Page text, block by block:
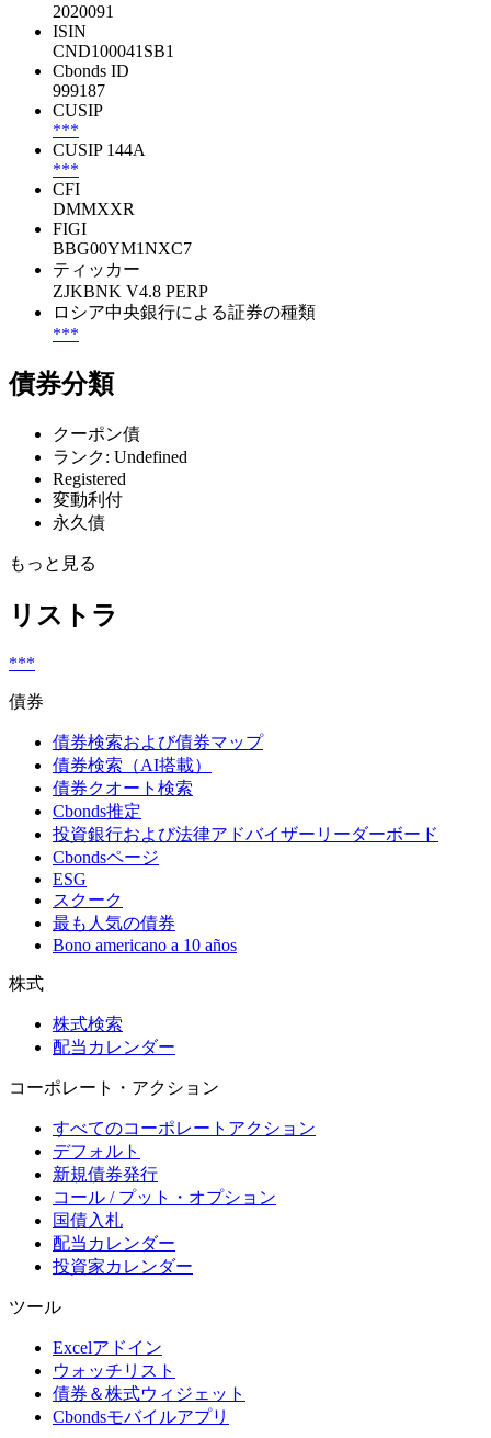
2020091
ISIN
CND100041SB1
Cbonds ID
999187
CUSIP
***
CUSIP 144A
***
CFI
DMMXXR
FIGI
BBG00YM1NXC7
ティッカー
ZJKBNK V4.8 PERP
ロシア中央銀行による証券の種類
***
債券分類
クーポン債
ランク: Undefined
Registered
変動利付
永久債
もっと見る
リストラ
***
債券
債券検索および債券マップ
債券検索（AI搭載）
債券クオート検索
Cbonds推定
投資銀行および法律アドバイザーリーダーボード
Cbondsページ
ESG
スクーク
最も人気の債券
Bono americano a 10 años
株式
株式検索
配当カレンダー
コーポレート・アクション
すべてのコーポレートアクション
デフォルト
新規債券発行
コール / プット・オプション
国債入札
配当カレンダー
投資家カレンダー
ツール
Excelアドイン
ウォッチリスト
債券＆株式ウィジェット
Cbondsモバイルアプリ